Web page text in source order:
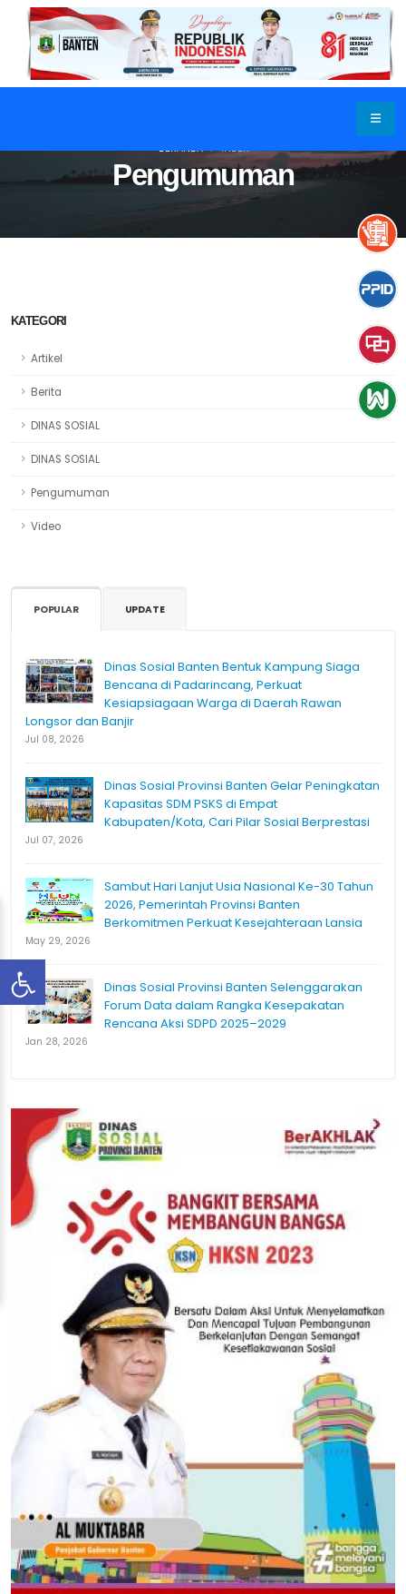
Pengumuman
BERANDA INDEX
KATEGORI
Artikel
Berita
DINAS SOSIAL
DINAS SOSIAL
Pengumuman
Video
POPULAR UPDATE
Dinas Sosial Banten Bentuk Kampung Siaga
Bencana di Padarincang, Perkuat
Kesiapsiagaan Warga di Daerah Rawan
Longsor dan Banjir
Jul 08, 2026
Dinas Sosial Provinsi Banten Gelar Peningkatan
Kapasitas SDM PSKS di Empat
Kabupaten/Kota, Cari Pilar Sosial Berprestasi
Jul 07, 2026
Sambut Hari Lanjut Usia Nasional Ke-30 Tahun
2026, Pemerintah Provinsi Banten
Berkomitmen Perkuat Kesejahteraan Lansia
May 29, 2026
Dinas Sosial Provinsi Banten Selenggarakan
Forum Data dalam Rangka Kesepakatan
Rencana Aksi SDPD 2025–2029
Jan 28, 2026